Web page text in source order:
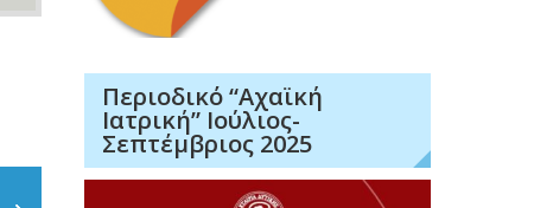
Περιοδικό “Αχαϊκή
Ιατρική” Ιούλιος-
Σεπτέμβριος 2025